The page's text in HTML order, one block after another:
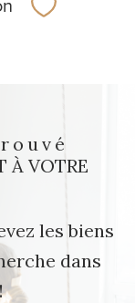
Sélectionner
À VOTRE
les biens
dans